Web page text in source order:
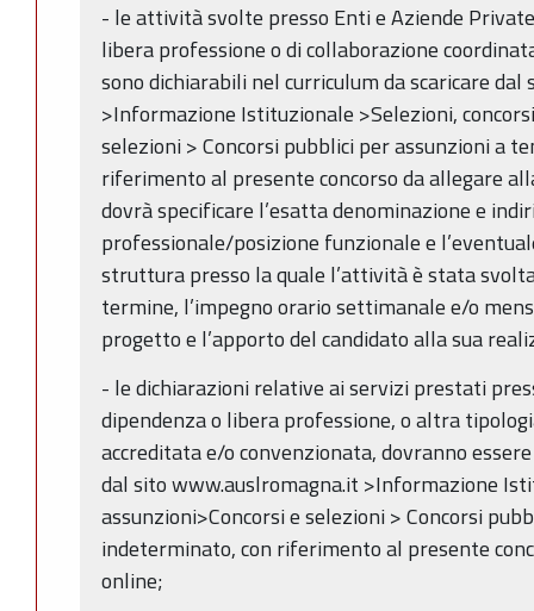
- le attività svolte presso Enti e Aziende
libera professione o di collaborazione
sono dichiarabili nel curriculum da scaricare
>Informazione Istituzionale >Selezioni,
selezioni > Concorsi pubblici per assunzioni a
riferimento al presente concorso da allegare
dovrà specificare l’esatta denominazione e
professionale/posizione funzionale e
struttura presso la quale l’attività è stata
termine, l’impegno orario settimanale e/o
progetto e l’apporto del candidato alla sua
- le dichiarazioni relative ai servizi prestati
dipendenza o libera professione, o altra
accreditata e/o convenzionata, dovranno
dal sito www.auslromagna.it >Informazione
assunzioni>Concorsi e selezioni > Concorsi
indeterminato, con riferimento al presente
online;